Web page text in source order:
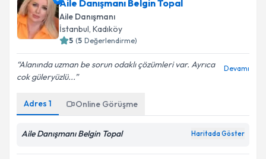
Aile Danışmanı Belgin Topal
Aile Danışmanı
İstanbul, Kadıköy
( Değerlendirme)
Alanında uzman be sorun odaklı çözümleri var. Ayrıca
cok güleryüzlü...
Adres 1 Online Görüşme
Aile Danışmanı Belgin Topal